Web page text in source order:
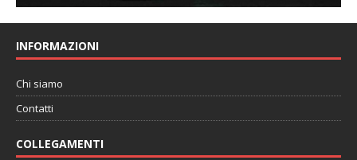
INFORMAZIONI
Chi siamo
Contatti
COLLEGAMENTI